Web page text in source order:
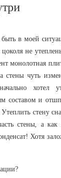
в моей
не
монолотная
чуть
хотел
составом и
стену
стены, а
Хотя